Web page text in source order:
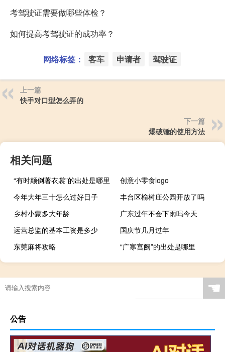
考驾驶证需要做哪些体检？
如何提高考驾驶证的成功率？
网络标签： 客车 申请者 驾驶证
上一篇
快手对口型怎么弄的
下一篇
爆破锤的使用方法
相关问题
“有时颠倒著衣裳”的出处是哪里
创意小零食logo
今年大年三十怎么过好日子
丰台区榆树庄公园开放了吗
乡村小蒙多大年龄
广东过年不会下雨吗今天
运营总监的基本工资是多少
国庆节几月过年
东莞麻将攻略
“广寒宫阙”的出处是哪里
☚
公告